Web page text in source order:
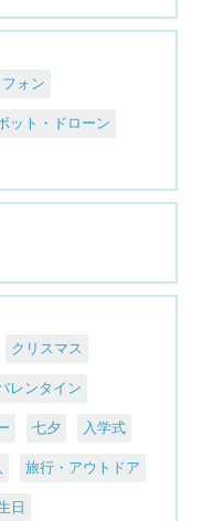
ォン
ット・ドローン
クリスマス
レンタイン
七夕 入学式
旅行・アウトドア
日